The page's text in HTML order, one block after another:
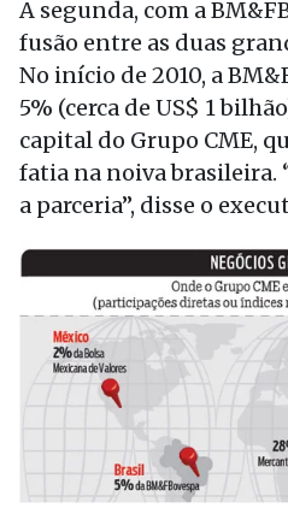
A segunda, com a
fusão entre as duas
No início de 2010, a
5% (cerca de US$ 1
capital do Grupo CME,
fatia na noiva brasileira.
a parceria”, disse o